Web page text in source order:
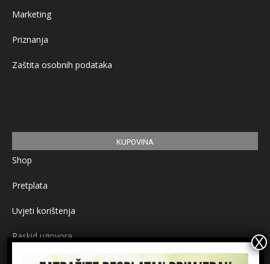
Marketing
Priznanja
Zaštita osobnih podataka
KUPOVINA
Shop
Pretplata
Uvjeti korištenja
Raskid ugovora
Načini plaćanja